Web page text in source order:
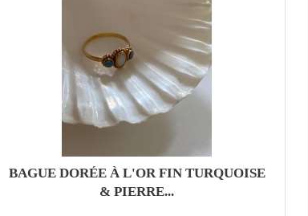
BAGUE DORÉE À L'OR FIN TURQUOISE
& PIERRE...